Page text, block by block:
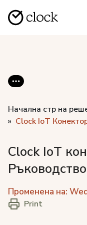
Начална стр на
Clock IoT
Clock IoT
Променена на:
Print